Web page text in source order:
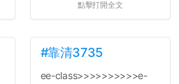
點擊打開全文
#靠清3735
ee-class>>>>>>>>>>e-